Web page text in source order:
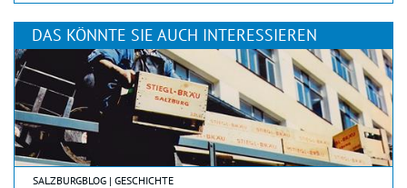
DAS KÖNNTE SIE AUCH INTERESSIEREN
SALZBURGBLOG | GESCHICHTE